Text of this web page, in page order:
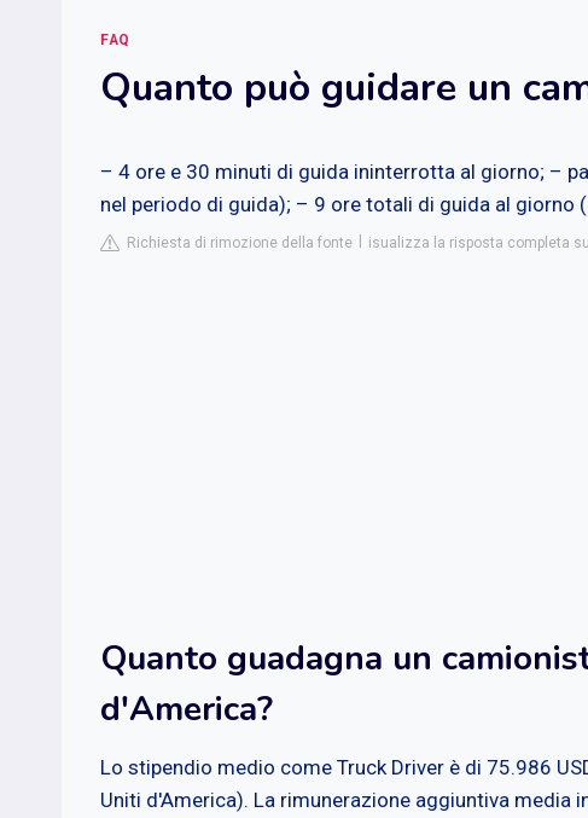
FAQ
Quanto può guidare un
– 4 ore e 30 minuti di guida ininterrotta al giorno; –
nel periodo di guida); – 9 ore totali di guida al giorno
Richiesta di rimozione della fonte isualizza la risposta completa
Quanto guadagna un
d'America?
Lo stipendio medio come Truck Driver è di 75.986
Uniti d'America). La rimunerazione aggiuntiva media